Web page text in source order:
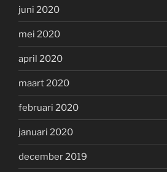
juni 2020
mei 2020
april 2020
maart 2020
februari 2020
januari 2020
december 2019